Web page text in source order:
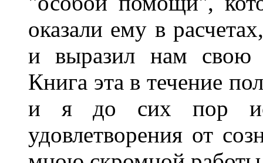
оказали ему в
и выразил нам свою
Книга эта в течение
и я до сих пор
удовлетворения от